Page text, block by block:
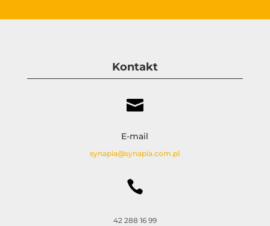
Kontakt

E-mail
synapia@synapia.com.pl

42 288 16 99